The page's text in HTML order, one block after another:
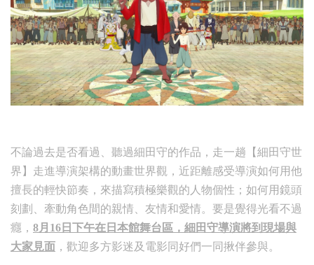
不論過去是否看過、聽過細田守的作品，走一趟【細田守世
界】走進導演架構的動畫世界觀，近距離感受導演如何用他
擅長的輕快節奏，來描寫積極樂觀的人物個性；如何用鏡頭
刻劃、牽動角色間的親情、友情和愛情。要是覺得光看不過
癮， 8月16日下午在日本館舞台區，細田守導演將到現場與
大家見面 ，歡迎多方影迷及電影同好們一同揪伴參與。